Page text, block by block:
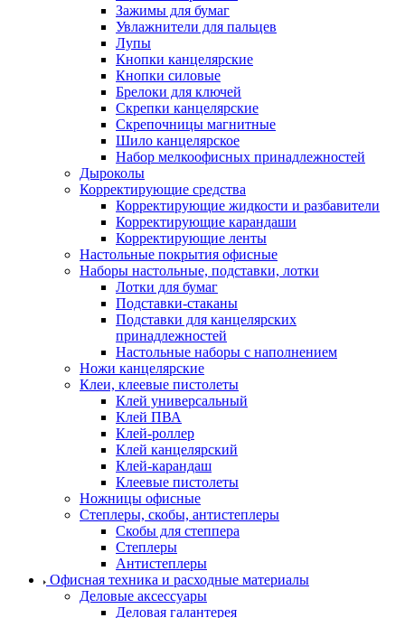
Зажимы для бумаг
Увлажнители для пальцев
Лупы
Кнопки канцелярские
Кнопки силовые
Брелоки для ключей
Скрепки канцелярские
Скрепочницы магнитные
Шило канцелярское
Набор мелкоофисных принадлежностей
Дыроколы
Корректирующие средства
Корректирующие жидкости и разбавители
Корректирующие карандаши
Корректирующие ленты
Настольные покрытия офисные
Наборы настольные, подставки, лотки
Лотки для бумаг
Подставки-стаканы
Подставки для канцелярских
принадлежностей
Настольные наборы с наполнением
Ножи канцелярские
Клеи, клеевые пистолеты
Клей универсальный
Клей ПВА
Клей-роллер
Клей канцелярский
Клей-карандаш
Клеевые пистолеты
Ножницы офисные
Степлеры, скобы, антистеплеры
Скобы для степпера
Степлеры
Антистеплеры
Офисная техника и расходные материалы
Деловые аксессуары
Деловая галантерея